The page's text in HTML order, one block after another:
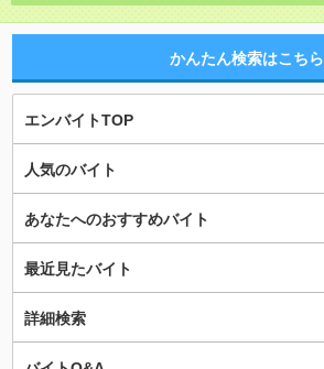
かんたん検索はこちら
エンバイトTOP
人気のバイト
あなたへのおすすめバイト
最近見たバイト
詳細検索